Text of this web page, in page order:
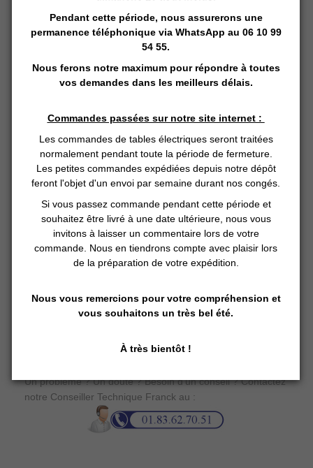
Caractéristiques:
3 Zones indépendantes
, chacune réglables de 20 à 55
Longueur : 1,80m (Avec la tête à l'extérieur de la
couverture)
Largeur : 2,10m (dépliée)
Minuteur réglable de 1 à 60 minutes
Norme CE- Voltage 220/240V
Puissance : 580 Watts
Garantie : 2 ans
durée de vie est de 1 ou 2 ans selon la fréquence
d'utilisation et les produits utilisés. Il est possible de
Un problème ? Un doute ? Besoin d'un conseil ? Contactez
notre Conseiller Technique Franck au :
Pendant cette période, nous assurerons une
permanence téléphonique via WhatsApp au 06 10 99
54 55.
Nous ferons notre maximum pour répondre à toutes
vos demandes dans les meilleurs délais.
Commandes passées sur notre site internet :
Les commandes de tables électriques seront traitées
normalement pendant toute la période de fermeture.
Les petites commandes expédiées depuis notre dépôt
feront l'objet d'un envoi par semaine durant nos congés.
Si vous passez commande pendant cette période et
souhaitez être livré à une date ultérieure, nous vous
invitons à laisser un commentaire lors de votre
commande. Nous en tiendrons compte avec plaisir lors
de la préparation de votre expédition.
Nous vous remercions pour votre compréhension et
vous souhaitons un très bel été.
À très bientôt !